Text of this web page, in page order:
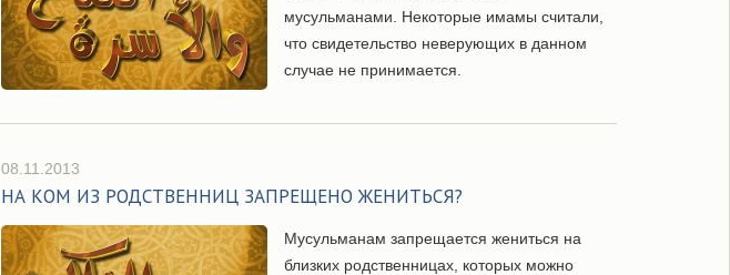
мусульманами. Некоторые имамы считали,
что свидетельство неверующих в данном
случае не принимается.
08.11.2013
НА КОМ ИЗ РОДСТВЕННИЦ ЗАПРЕЩЕНО ЖЕНИТЬСЯ?
Мусульманам запрещается жениться на
близких родственницах, которых можно